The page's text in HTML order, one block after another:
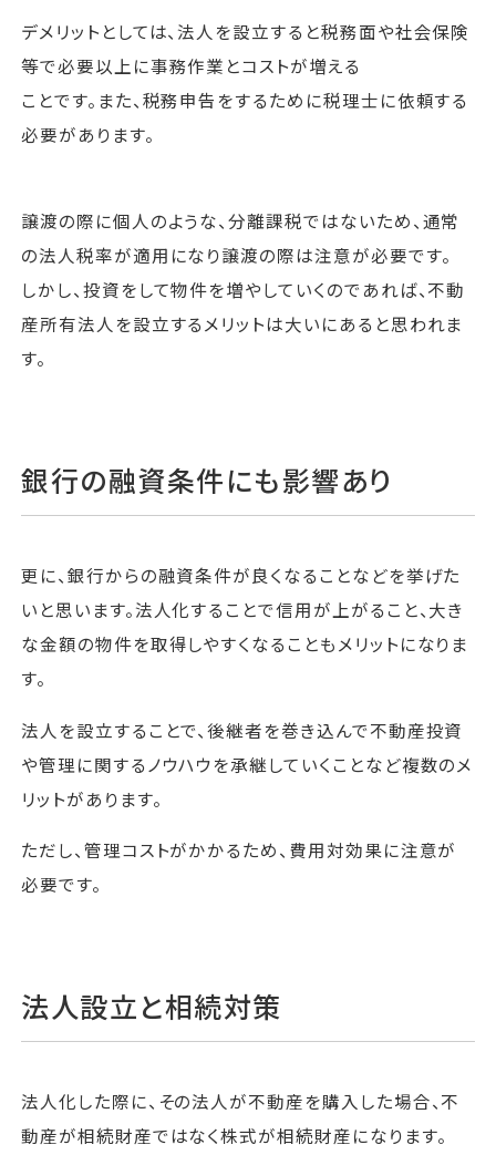
デメリットとしては、法人を設立すると税務面や社会保険
等で必要以上に事務作業とコストが増える
ことです。また、税務申告をするために税理士に依頼する
必要があります。
譲渡の際に個人のような、分離課税ではないため、通常
の法人税率が適用になり譲渡の際は注意が必要です。
しかし、投資をして物件を増やしていくのであれば、不動
産所有法人を設立するメリットは大いにあると思われま
す。
銀行の融資条件にも影響あり
更に、銀行からの融資条件が良くなることなどを挙げた
いと思います。法人化することで信用が上がること、大き
な金額の物件を取得しやすくなることもメリットになりま
す。
法人を設立することで、後継者を巻き込んで不動産投資
や管理に関するノウハウを承継していくことなど複数のメ
リットがあります。
ただし、管理コストがかかるため、費用対効果に注意が
必要です。
法人設立と相続対策
法人化した際に、その法人が不動産を購入した場合、不
動産が相続財産ではなく株式が相続財産になります。